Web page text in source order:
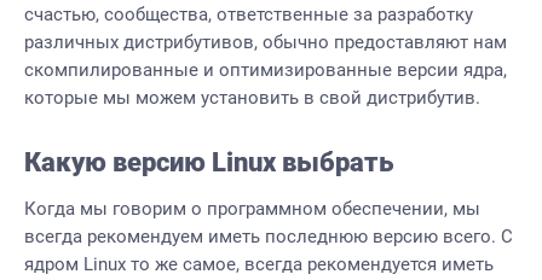
счастью, сообщества, ответственные за разработку
различных дистрибутивов, обычно предоставляют нам
скомпилированные и оптимизированные версии ядра,
которые мы можем установить в свой дистрибутив.
Какую версию Linux выбрать
Когда мы говорим о программном обеспечении, мы
всегда рекомендуем иметь последнюю версию всего. С
ядром Linux то же самое, всегда рекомендуется иметь